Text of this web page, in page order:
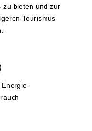
zu bieten und zur
Tourismus